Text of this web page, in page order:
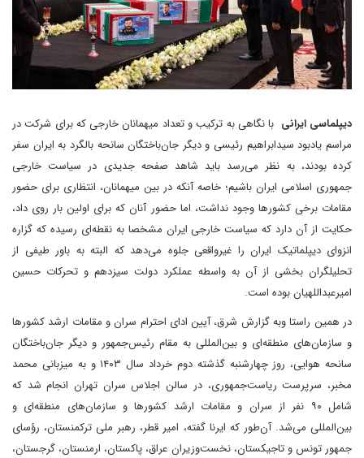
دیپلماسی ایرانی با نگاهی به ترکیب و تعداد میهمانان خارجی که برای شرکت در
مراسم یادبود سیدابراهیم رئیسی و دیگر جان‌باختگان سانحه بالگرد به ایران سفر
کرده بودند، به نظر می‌رسد باید شاهد صفحه جدیدی در سیاست خارجی
جمهوری اسلامی ایران باشیم؛ خاصه آنکه در بین میهمانان، انتظاری برای حضور
مقامات برخی کشورها وجود نداشت، اما حضور آنان که برای اولین بار روی داد،
حکایت از آن دارد که سیاست خارجی ایران مشخصا به نقطه‌ای رسیده‌ که گزاره
انزوای دیپلماتیک ایران را غیرواقعی جلوه می‌دهد که البته به باور طیفی از
تحلیلگران بخشی از آن به واسطه عملکرد دولت سیزدهم و تحرکات حسین
امیرعبداللهیان بوده است.
در همین راستا وبه گزارش شرق، آیین ادای احترام سران و مقامات ارشد کشورها
و سازمان‌های منطقه‌ای و بین‌المللی به مقام رئیس‌جمهور و دیگر جان‌باختگان
سانحه هوایی، روز چهارشنبه گذشته دوم خرداد سال ۱۴۰۳ و به میزبانی محمد
مخبر، سرپرست ریاست‌جمهوری، در سالن اجلاس سران تهران انجام شد که
شامل ۹۰ نفر از سران و مقامات ارشد کشورها و سازمان‌های منطقه‌ای و
بین‌المللی می‌شد. آن‌طور که ایرنا گفته، امیر قطر، رهبر ملی ترکمنستان، رؤسای
جمهور تونس و تاجیکستان، نخست‌وزیران عراق، پاکستان، ارمنستان، گرجستان،